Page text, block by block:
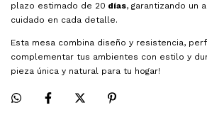
plazo estimado de 20 días, garantizando un
cuidado en cada detalle.
Esta mesa combina diseño y resistencia,
complementar tus ambientes con estilo y
pieza única y natural para tu hogar!